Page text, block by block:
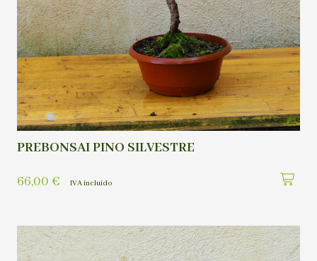
PREBONSAI PINO SILVESTRE
66,00 € IVA incluído